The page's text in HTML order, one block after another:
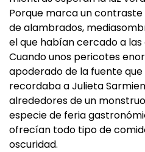
Porque marca un
de alambrados,
el que habían cercado a
Cuando unos pericotes
apoderado de la fuente
recordaba a Julieta
alrededores de un
especie de feria
ofrecían todo tipo de
oscuridad.